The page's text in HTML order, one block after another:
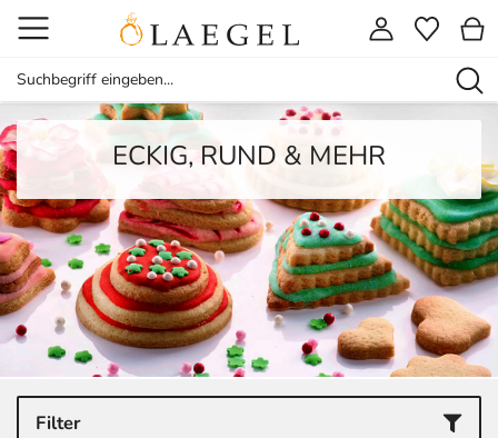
ECKIG, RUND & MEHR
Filter